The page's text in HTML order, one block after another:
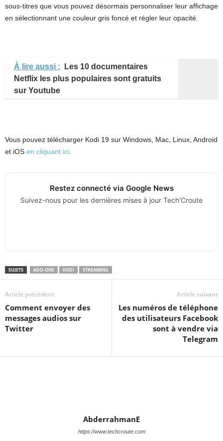
sous-titres que vous pouvez désormais personnaliser leur affichage
en sélectionnant une couleur gris foncé et régler leur opacité.
À lire aussi :
Les 10 documentaires
Netflix les plus populaires sont gratuits
sur Youtube
Vous pouvez télécharger Kodi 19 sur Windows, Mac, Linux, Android
et iOS en cliquant ici
Restez connecté via Google News
Suivez-nous pour les dernières mises à jour Tech’Croute
SUJETS ADD-ONS KODI STREAMING
Article précédent
Comment envoyer des
messages audios sur
Twitter
Article suivant
Les numéros de téléphone
des utilisateurs Facebook
sont à vendre via
Telegram
AbderrahmanE
https://www.techcroute.com